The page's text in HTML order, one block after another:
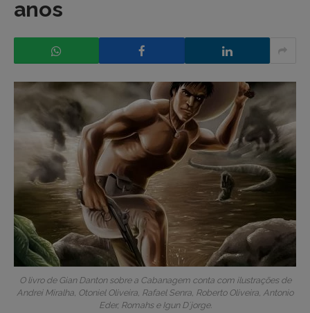
anos
O livro de Gian Danton sobre a Cabanagem conta com ilustrações de
Andrei Miralha, Otoniel Oliveira, Rafael Senra, Roberto Oliveira, Antonio
Eder, Romahs e Igun D´jorge.